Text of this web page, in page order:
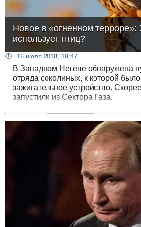
Новое в «огненном
использует птиц?
16 июля 2018, 19:47
В Западном Негеве обнаружена
отряда соколиных, к которой
зажигательное устройство.
запустили из Сектора Газа.